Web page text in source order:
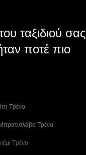
ταξιδιού σας
ποτέ πιο
Tρένο
Τρένα
Τρένο